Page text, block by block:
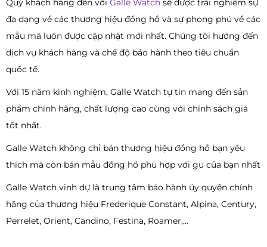
Quý khách hàng đến với Galle Watch sẽ được trải nghiệm sự
đa dạng về các thương hiệu đồng hồ và sự phong phú về các
mẫu mã luôn được cập nhật mới nhất. Chúng tôi hướng đến
dịch vụ khách hàng và chế độ bảo hành theo tiêu chuẩn
quốc tế.
Với 15 năm kinh nghiệm, Galle Watch tự tin mang đến sản
phẩm chính hãng, chất lượng cao cùng với chính sách giá
tốt nhất.
Galle Watch không chỉ bán thương hiệu đồng hồ bạn yêu
thích mà còn bán mẫu đồng hồ phù hợp với gu của bạn nhất
Galle Watch vinh dự là trung tâm bảo hành ủy quyền chính
hãng của thương hiệu Frederique Constant, Alpina, Century,
Perrelet, Orient, Candino, Festina, Roamer,...